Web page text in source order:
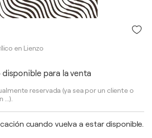
en Lienzo
para la venta
reservada (ya sea por un cliente o
cuando vuelva a estar disponible.